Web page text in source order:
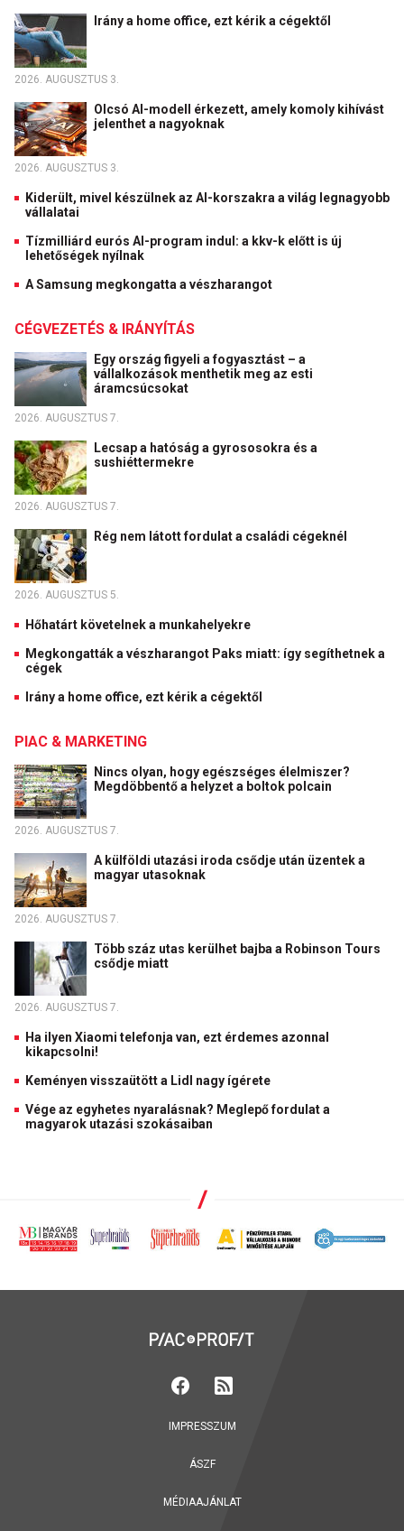
Irány a home office, ezt kérik a cégektől
2026. AUGUSZTUS 3.
Olcsó AI-modell érkezett, amely komoly kihívást
jelenthet a nagyoknak
2026. AUGUSZTUS 3.
Kiderült, mivel készülnek az AI-korszakra a világ legnagyobb
vállalatai
Tízmilliárd eurós AI-program indul: a kkv-k előtt is új
lehetőségek nyílnak
A Samsung megkongatta a vészharangot
CÉGVEZETÉS & IRÁNYÍTÁS
Egy ország figyeli a fogyasztást – a
vállalkozások menthetik meg az esti
áramcsúcsokat
2026. AUGUSZTUS 7.
Lecsap a hatóság a gyrososokra és a
sushiéttermekre
2026. AUGUSZTUS 7.
Rég nem látott fordulat a családi cégeknél
2026. AUGUSZTUS 5.
Hőhatárt követelnek a munkahelyekre
Megkongatták a vészharangot Paks miatt: így segíthetnek a
cégek
Irány a home office, ezt kérik a cégektől
PIAC & MARKETING
Nincs olyan, hogy egészséges élelmiszer?
Megdöbbentő a helyzet a boltok polcain
2026. AUGUSZTUS 7.
A külföldi utazási iroda csődje után üzentek a
magyar utasoknak
2026. AUGUSZTUS 7.
Több száz utas kerülhet bajba a Robinson Tours
csődje miatt
2026. AUGUSZTUS 7.
Ha ilyen Xiaomi telefonja van, ezt érdemes azonnal
kikapcsolni!
Keményen visszaütött a Lidl nagy ígérete
Vége az egyhetes nyaralásnak? Meglepő fordulat a
magyarok utazási szokásaiban
IMPRESSZUM
ÁSZF
MÉDIAAJÁNLAT